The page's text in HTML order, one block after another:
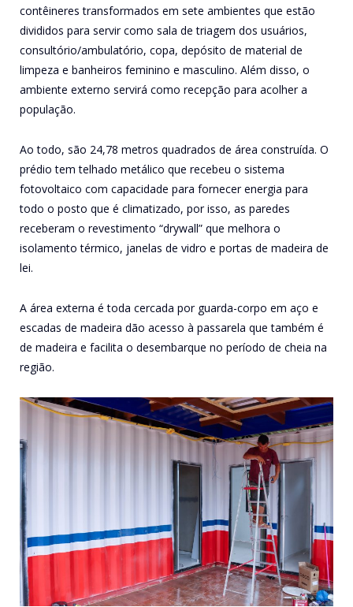
contêineres transformados em sete ambientes que estão
divididos para servir como sala de triagem dos usuários,
consultório/ambulatório, copa, depósito de material de
limpeza e banheiros feminino e masculino. Além disso, o
ambiente externo servirá como recepção para acolher a
população.
Ao todo, são 24,78 metros quadrados de área construída. O
prédio tem telhado metálico que recebeu o sistema
fotovoltaico com capacidade para fornecer energia para
todo o posto que é climatizado, por isso, as paredes
receberam o revestimento “drywall” que melhora o
isolamento térmico, janelas de vidro e portas de madeira de
lei.
A área externa é toda cercada por guarda-corpo em aço e
escadas de madeira dão acesso à passarela que também é
de madeira e facilita o desembarque no período de cheia na
região.